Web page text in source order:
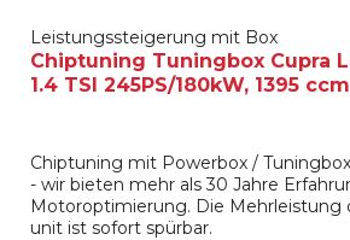
Leistungssteigerung mit Box
Chiptuning Tuningbox Cupra
1.4 TSI 245PS/180kW, 1395 ccm
Chiptuning mit Powerbox /
- wir bieten mehr als 30 Jahre
Motoroptimierung. Die Mehrleistung
unit ist sofort spürbar.